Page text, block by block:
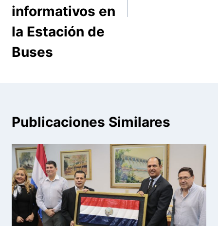
informativos en
la Estación de
Buses
Publicaciones Similares